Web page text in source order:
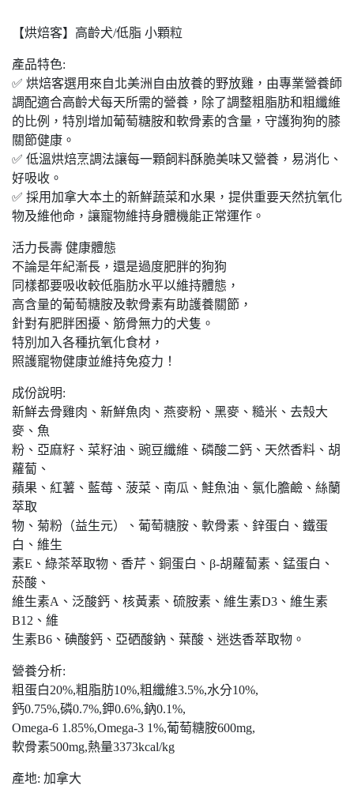
【烘焙客】高齡犬/低脂 小顆粒
產品特色:
✅ 烘焙客選用來自北美洲自由放養的野放雞，由專業營養師
調配適合高齡犬每天所需的營養，除了調整粗脂肪和粗纖維
的比例，特別增加葡萄糖胺和軟骨素的含量，守護狗狗的膝
關節健康。
✅ 低溫烘焙烹調法讓每一顆飼料酥脆美味又營養，易消化、
好吸收。
✅ 採用加拿大本土的新鮮蔬菜和水果，提供重要天然抗氧化
物及維他命，讓寵物維持身體機能正常運作。
活力長壽 健康體態
不論是年紀漸長，還是過度肥胖的狗狗
同樣都要吸收較低脂肪水平以維持體態，
高含量的葡萄糖胺及軟骨素有助護養關節，
針對有肥胖困擾、筋骨無力的犬隻。
特別加入各種抗氧化食材，
照護寵物健康並維持免疫力！
成份說明:
新鮮去骨雞肉、新鮮魚肉、燕麥粉、黑麥、糙米、去殼大
麥、魚
粉、亞麻籽、菜籽油、豌豆纖維、磷酸二鈣、天然香料、胡
蘿蔔、
蘋果、紅薯、藍莓、菠菜、南瓜、鮭魚油、氯化膽鹼、絲蘭
萃取
物、菊粉（益生元）、葡萄糖胺、軟骨素、鋅蛋白、鐵蛋
白、維生
素E、綠茶萃取物、香芹、銅蛋白、β-胡蘿蔔素、錳蛋白、
菸酸、
維生素A、泛酸鈣、核黃素、硫胺素、維生素D3、維生素
B12、維
生素B6、碘酸鈣、亞硒酸鈉、葉酸、迷迭香萃取物。
營養分析:
粗蛋白20%,粗脂肪10%,粗纖維3.5%,水分10%,
鈣0.75%,磷0.7%,鉀0.6%,鈉0.1%,
Omega-6 1.85%,Omega-3 1%,葡萄糖胺600mg,
軟骨素500mg,熱量3373kcal/kg
產地: 加拿大